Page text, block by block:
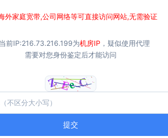
外家庭宽带,公司网络等可直接访问网站,无需验证
前IP:216.73.216.199为机房IP ，疑似使用代理
需要对您身份鉴定后才能访问
提交